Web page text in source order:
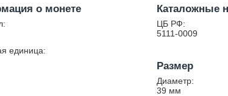
о монете
единица:
Каталожные
ЦБ РФ:
5111-0009
Размер
Диаметр:
39 мм